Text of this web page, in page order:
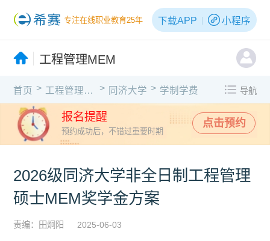
专注在线职业教育25年 下载APP 小程序
工程管理MEM
首页 > 工程管理MEM > 同济大学 > 学制学费 导航
报名提醒
预约成功后，不错过重要时期
点击预约
2026级同济大学非全日制工程管理
硕士MEM奖学金方案
责编：田炯阳 2025-06-03